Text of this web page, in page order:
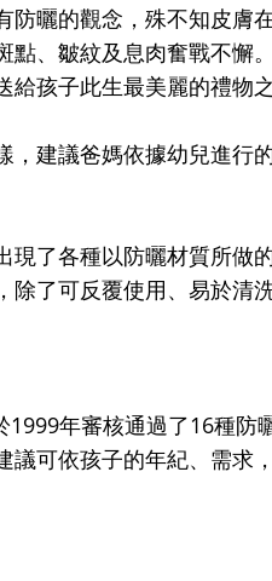
防曬的觀念，殊不知皮膚
點、皺紋及息肉奮戰不懈
孩子此生最美麗的禮物之
建議爸媽依據幼兒進行
現了各種以防曬材質所做
除了可反覆使用、易於清
1999年審核通過了16種
議可依孩子的年紀、需求